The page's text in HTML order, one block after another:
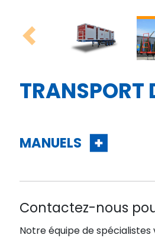
Previous
TRANSPORT
MANUELS
Contactez-nous
Notre équipe de